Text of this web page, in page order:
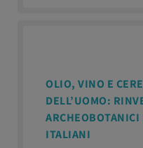
OLIO, VINO E
DELL’UOMO:
ITALIANI